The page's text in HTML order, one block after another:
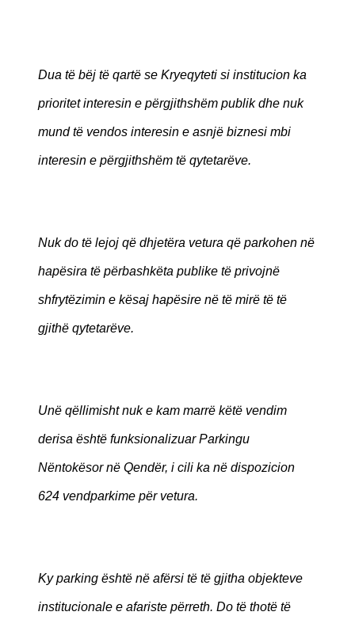
Dua të bëj të qartë se Kryeqyteti si institucion ka
prioritet interesin e përgjithshëm publik dhe nuk
mund të vendos interesin e asnjë biznesi mbi
interesin e përgjithshëm të qytetarëve.
Nuk do të lejoj që dhjetëra vetura që parkohen në
hapësira të përbashkëta publike të privojnë
shfrytëzimin e kësaj hapësire në të mirë të të
gjithë qytetarëve.
Unë qëllimisht nuk e kam marrë këtë vendim
derisa është funksionalizuar Parkingu
Nëntokësor në Qendër, i cili ka në dispozicion
624 vendparkime për vetura.
Ky parking është në afërsi të të gjitha objekteve
institucionale e afariste përreth. Do të thotë të